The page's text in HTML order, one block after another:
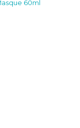
60ml